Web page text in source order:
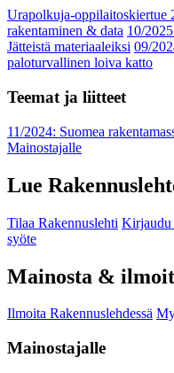
Urapolkuja-oppilaitoskiertue
rakentaminen & data 10/
Jätteistä materiaaleiksi 09/
paloturvallinen loiva katto
Teemat ja liitteet
11/2024: Suomea
Mainostajalle
Lue
Tilaa Rakennuslehti Kirjaudu
syöte
Mainosta &
Ilmoita Rakennuslehdessä
Mainostajalle